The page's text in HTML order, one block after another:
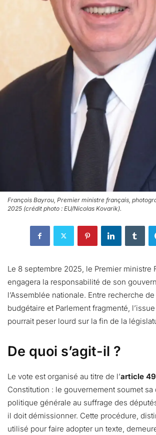
François Bayrou, Premier ministre français,
2025 (crédit photo : EU/Nicolas Kovarik).
Le 8 septembre 2025, le Premier ministre
engagera la responsabilité de son
l’Assemblée nationale. Entre recherche
budgétaire et Parlement fragmenté,
pourrait peser lourd sur la fin de la
De quoi s’agit-il ?
Le vote est organisé au titre de l’article
Constitution : le gouvernement soumet sa
politique générale au suffrage des
il doit démissionner. Cette procédure,
utilisé pour faire adopter un texte,